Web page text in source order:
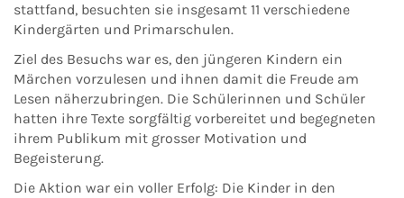
stattfand, besuchten sie insgesamt 11 verschiedene
Kindergärten und Primarschulen.
Ziel des Besuchs war es, den jüngeren Kindern ein
Märchen vorzulesen und ihnen damit die Freude am
Lesen näherzubringen. Die Schülerinnen und Schüler
hatten ihre Texte sorgfältig vorbereitet und begegneten
ihrem Publikum mit grosser Motivation und
Begeisterung.
Die Aktion war ein voller Erfolg: Die Kinder in den